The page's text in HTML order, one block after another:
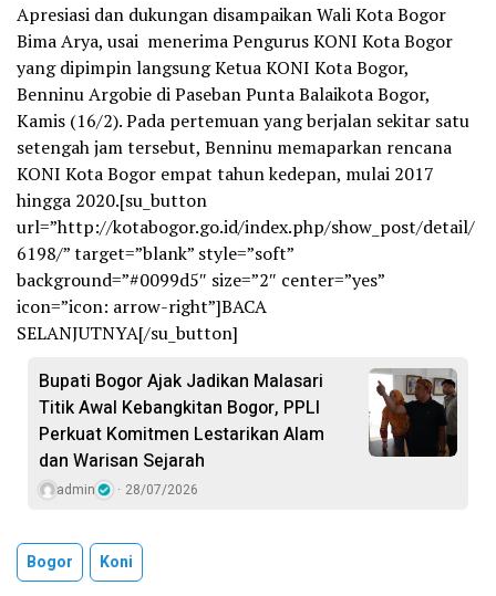
Apresiasi dan dukungan disampaikan Wali Kota Bogor
Bima Arya, usai menerima Pengurus KONI Kota Bogor
yang dipimpin langsung Ketua KONI Kota Bogor,
Benninu Argobie di Paseban Punta Balaikota Bogor,
Kamis (16/2). Pada pertemuan yang berjalan sekitar satu
setengah jam tersebut, Benninu memaparkan rencana
KONI Kota Bogor empat tahun kedepan, mulai 2017
hingga 2020.[su_button
url=”http://kotabogor.go.id/index.php/show_post/detail/
6198/” target=”blank” style=”soft”
background=”#0099d5″ size=”2″ center=”yes”
icon=”icon: arrow-right”]BACA
SELANJUTNYA[/su_button]
Bupati Bogor Ajak Jadikan Malasari
Titik Awal Kebangkitan Bogor, PPLI
Perkuat Komitmen Lestarikan Alam
dan Warisan Sejarah
admin 28/07/2026
Bogor Koni